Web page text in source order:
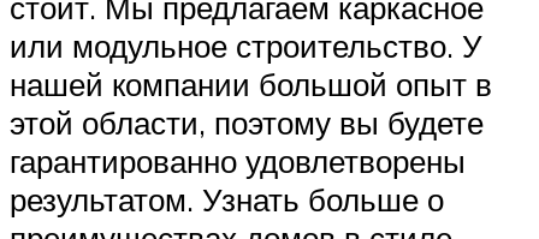
стоит. Мы предлагаем каркасное
или модульное строительство. У
нашей компании большой опыт в
этой области, поэтому вы будете
гарантированно удовлетворены
результатом. Узнать больше о